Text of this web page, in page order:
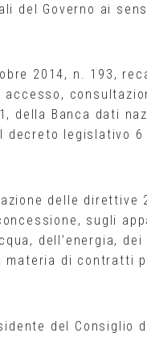
Governo ai
2014, n. 193,
della Banca dati
legislativo 6
delle direttive
sugli
dell’energia,
materia di contratti
del Consiglio